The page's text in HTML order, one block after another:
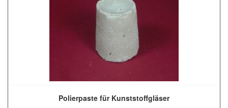
Polierpaste für Kunststoffgläser